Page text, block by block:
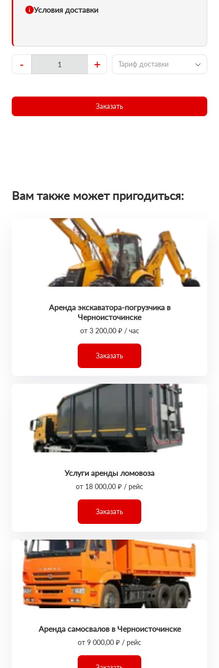
Условия доставки
- + Тариф доставки
Заказать
Вам также может пригодиться:
Аренда экскаватора-погрузчика в
Черноисточинске
от 3 200,00 ₽ / час
Заказать
Услуги аренды ломовоза
от 18 000,00 ₽ / рейс
Заказать
Аренда самосвалов в Черноисточинске
от 9 000,00 ₽ / рейс